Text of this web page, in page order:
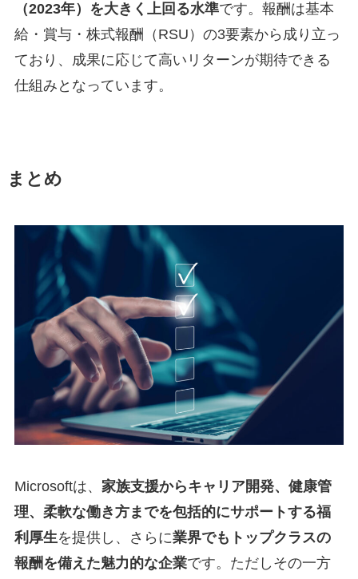
（2023年）を大きく上回る水準です。報酬は基本
給・賞与・株式報酬（RSU）の3要素から成り立っ
ており、成果に応じて高いリターンが期待できる
仕組みとなっています。
まとめ
Microsoftは、 家族支援からキャリア開発、健康管
理、柔軟な働き方までを包括的にサポートする福
利厚生を提供し、さらに業界でもトップクラスの
報酬を備えた魅力的な企業です。ただしその一方